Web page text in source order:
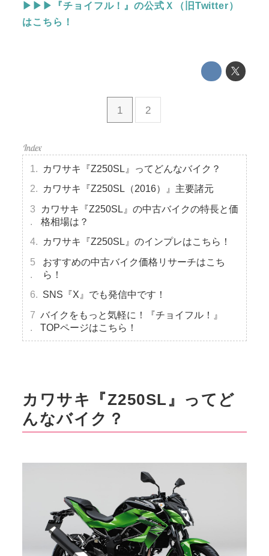
▶▶▶『チョイフル！』の公式Ｘ（旧Twitter）
はこちら！
1 2
カワサキ『Z250SL』ってどんなバイク？
カワサキ『Z250SL（2016）』主要諸元
カワサキ『Z250SL』の中古バイクの特長と価
格相場は？
カワサキ『Z250SL』のインプレはこちら！
おすすめの中古バイク価格リサーチはこち
ら！
SNS『X』でも発信中です！
バイクをもっと気軽に！『チョイフル！』
TOPページはこちら！
カワサキ『Z250SL』ってど
んなバイク？